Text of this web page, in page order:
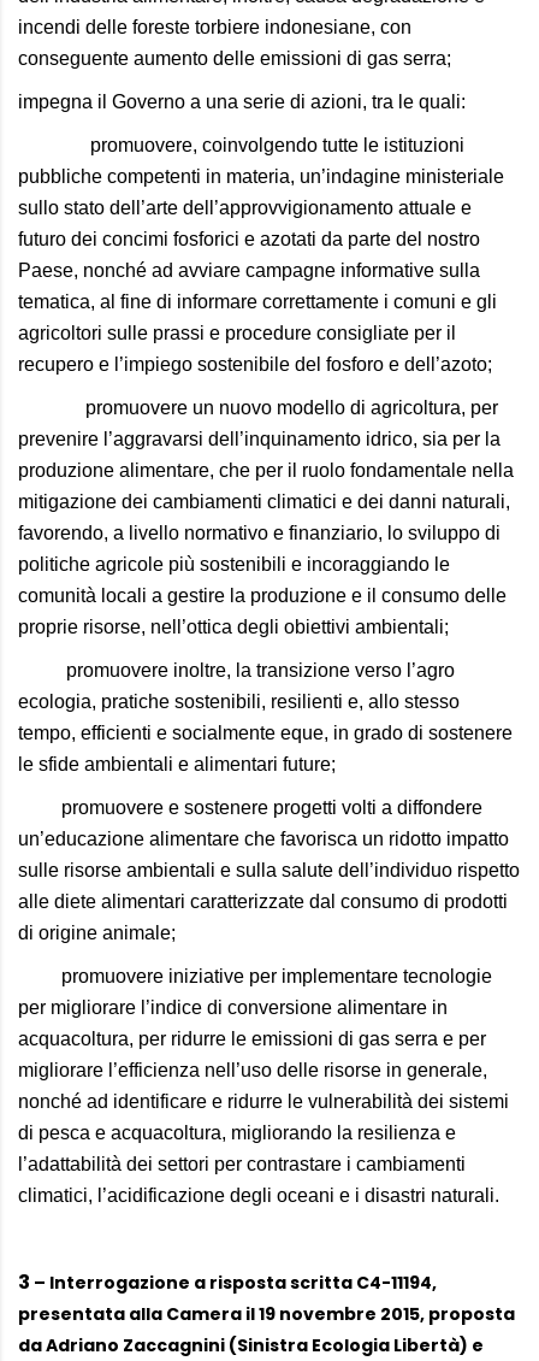
incendi delle foreste torbiere indonesiane, con
conseguente aumento delle emissioni di gas serra;
impegna il Governo a una serie di azioni, tra le quali:
promuovere, coinvolgendo tutte le istituzioni
pubbliche competenti in materia, un’indagine ministeriale
sullo stato dell’arte dell’approvvigionamento attuale e
futuro dei concimi fosforici e azotati da parte del nostro
Paese, nonché ad avviare campagne informative sulla
tematica, al fine di informare correttamente i comuni e gli
agricoltori sulle prassi e procedure consigliate per il
recupero e l’impiego sostenibile del fosforo e dell’azoto;
promuovere un nuovo modello di agricoltura, per
prevenire l’aggravarsi dell’inquinamento idrico, sia per la
produzione alimentare, che per il ruolo fondamentale nella
mitigazione dei cambiamenti climatici e dei danni naturali,
favorendo, a livello normativo e finanziario, lo sviluppo di
politiche agricole più sostenibili e incoraggiando le
comunità locali a gestire la produzione e il consumo delle
proprie risorse, nell’ottica degli obiettivi ambientali;
promuovere inoltre, la transizione verso l’agro
ecologia, pratiche sostenibili, resilienti e, allo stesso
tempo, efficienti e socialmente eque, in grado di sostenere
le sfide ambientali e alimentari future;
promuovere e sostenere progetti volti a diffondere
un’educazione alimentare che favorisca un ridotto impatto
sulle risorse ambientali e sulla salute dell’individuo rispetto
alle diete alimentari caratterizzate dal consumo di prodotti
di origine animale;
promuovere iniziative per implementare tecnologie
per migliorare l’indice di conversione alimentare in
acquacoltura, per ridurre le emissioni di gas serra e per
migliorare l’efficienza nell’uso delle risorse in generale,
nonché ad identificare e ridurre le vulnerabilità dei sistemi
di pesca e acquacoltura, migliorando la resilienza e
l’adattabilità dei settori per contrastare i cambiamenti
climatici, l’acidificazione degli oceani e i disastri naturali.
3 – Interrogazione a risposta scritta C4-11194,
presentata alla Camera il 19 novembre 2015, proposta
da Adriano Zaccagnini (Sinistra Ecologia Libertà) e